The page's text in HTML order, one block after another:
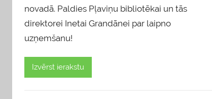
novadā. Paldies Pļaviņu bibliotēkai un tās
direktorei Inetai Grandānei par laipno
uzņemšanu!
Izvērst ierakstu